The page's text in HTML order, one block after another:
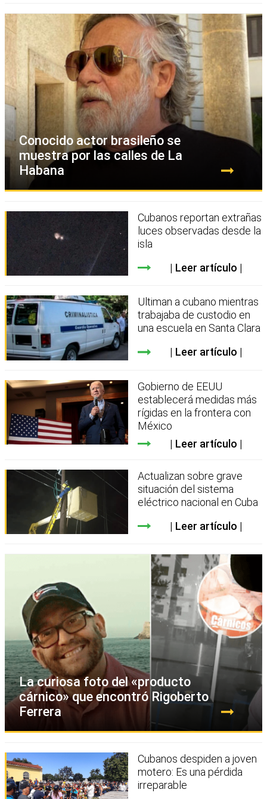
Conocido actor brasileño se
muestra por las calles de La
Habana
Cubanos reportan extrañas
luces observadas desde la
isla
Leer artículo
Ultiman a cubano mientras
trabajaba de custodio en
una escuela en Santa Clara
Leer artículo
Gobierno de EEUU
establecerá medidas más
rígidas en la frontera con
México
Leer artículo
Actualizan sobre grave
situación del sistema
eléctrico nacional en Cuba
Leer artículo
La curiosa foto del «producto
cárnico» que encontró Rigoberto
Ferrera
Cubanos despiden a joven
motero: Es una pérdida
irreparable